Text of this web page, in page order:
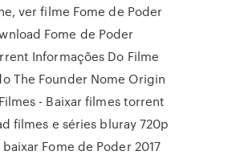
ver filme Fome de Poder
Fome de Poder
Informações Do Filme
The Founder Nome Origin
- Baixar filmes torrent
filmes e séries bluray 720p
Fome de Poder 2017